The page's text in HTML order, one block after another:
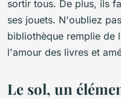
sortir tous. De plus, ils
ses jouets. N'oubliez
bibliothèque remplie de
l'amour des livres et
Le sol, un